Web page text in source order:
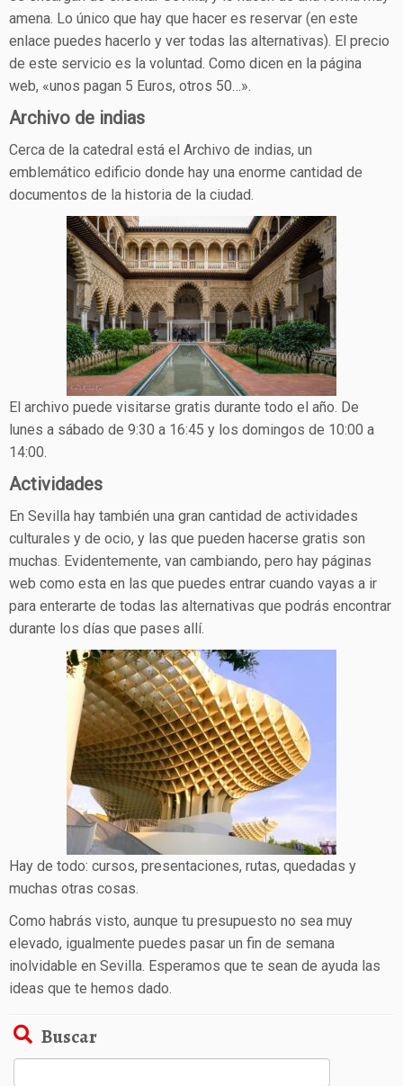
amena. Lo único que hay que hacer es reservar (en este
enlace puedes hacerlo y ver todas las alternativas). El precio
de este servicio es la voluntad. Como dicen en la página
web, «unos pagan 5 Euros, otros 50…».
Archivo de indias
Cerca de la catedral está el Archivo de indias, un
emblemático edificio donde hay una enorme cantidad de
documentos de la historia de la ciudad.
El archivo puede visitarse gratis durante todo el año. De
lunes a sábado de 9:30 a 16:45 y los domingos de 10:00 a
14:00.
Actividades
En Sevilla hay también una gran cantidad de actividades
culturales y de ocio, y las que pueden hacerse gratis son
muchas. Evidentemente, van cambiando, pero hay páginas
web como esta en las que puedes entrar cuando vayas a ir
para enterarte de todas las alternativas que podrás encontrar
durante los días que pases allí.
Hay de todo: cursos, presentaciones, rutas, quedadas y
muchas otras cosas.
Como habrás visto, aunque tu presupuesto no sea muy
elevado, igualmente puedes pasar un fin de semana
inolvidable en Sevilla. Esperamos que te sean de ayuda las
ideas que te hemos dado.
Buscar